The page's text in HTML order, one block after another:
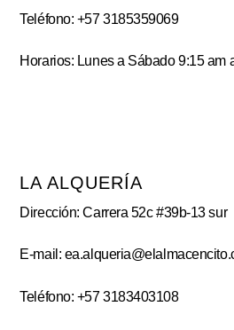
Teléfono: +57 3185359069
Horarios: Lunes a Sábado 9:15 am
LA ALQUERÍA
Dirección: Carrera 52c #39b-13 sur
E-mail:
Teléfono: +57 3183403108